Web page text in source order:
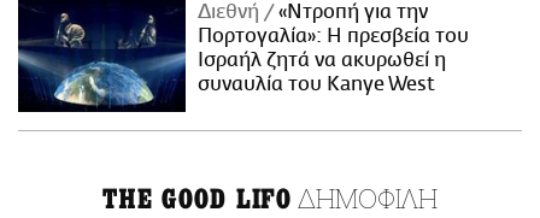
Διεθνή
«Ντροπή για την
Πορτογαλία»: Η πρεσβεία του
Ισραήλ ζητά να ακυρωθεί η
συναυλία του Kanye West
THE GOOD LIFO ΔΗΜΟΦΙΛΗ